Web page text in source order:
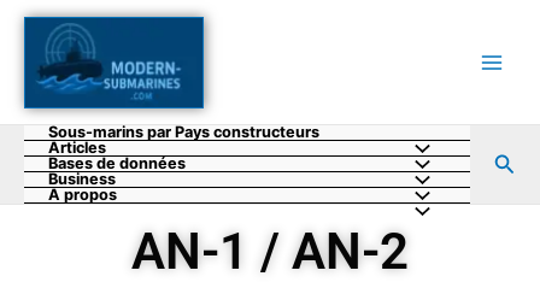
Aller
contenu
Sous-marins par Pays constructeurs
Articles
Bases de données
Business
A propos
AN-1 / AN-2